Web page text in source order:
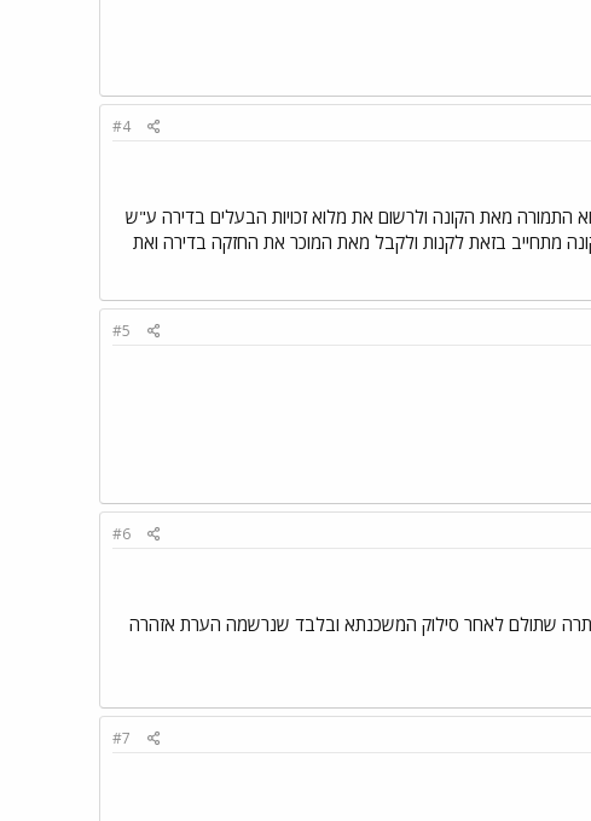
#4
למסור החזקה בדירה לידי הקונה ביום ה - 1.1.04 כנגד קבלת מלוא התמורה מאת הקונה ולרשום את מלוא זכויות הבעלים בדירה ע"ש
מתחייב בזאת לקנות ולקבל מאת המוכר את החזקה בדירה ואת
#5
#6
שתולם לאחר סילוק המשכנתא ובלבד שנרשמה הערת אזהרה
#7